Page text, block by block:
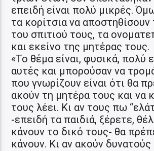
επειδή είναι πολύ μικρές.
τα κορίτσια να αποστηθίσουν
του σπιτιού τους, τα
και εκείνο της μητέρας τους.
«Το θέμα είναι, φυσικά, πολύ
αυτές και μπορούσαν να
που γνωρίζουν είναι ότι θα
ακούν τη μητέρα τους και να
τους λέει. Κι αν τους πω
-επειδή τα παιδιά, ξέρετε,
κάνουν το δικό τους- θα
κάνουν. Κι αν ακούν